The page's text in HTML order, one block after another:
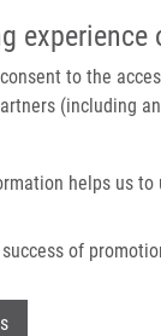
experience
to the
(including
helps us
of
Main